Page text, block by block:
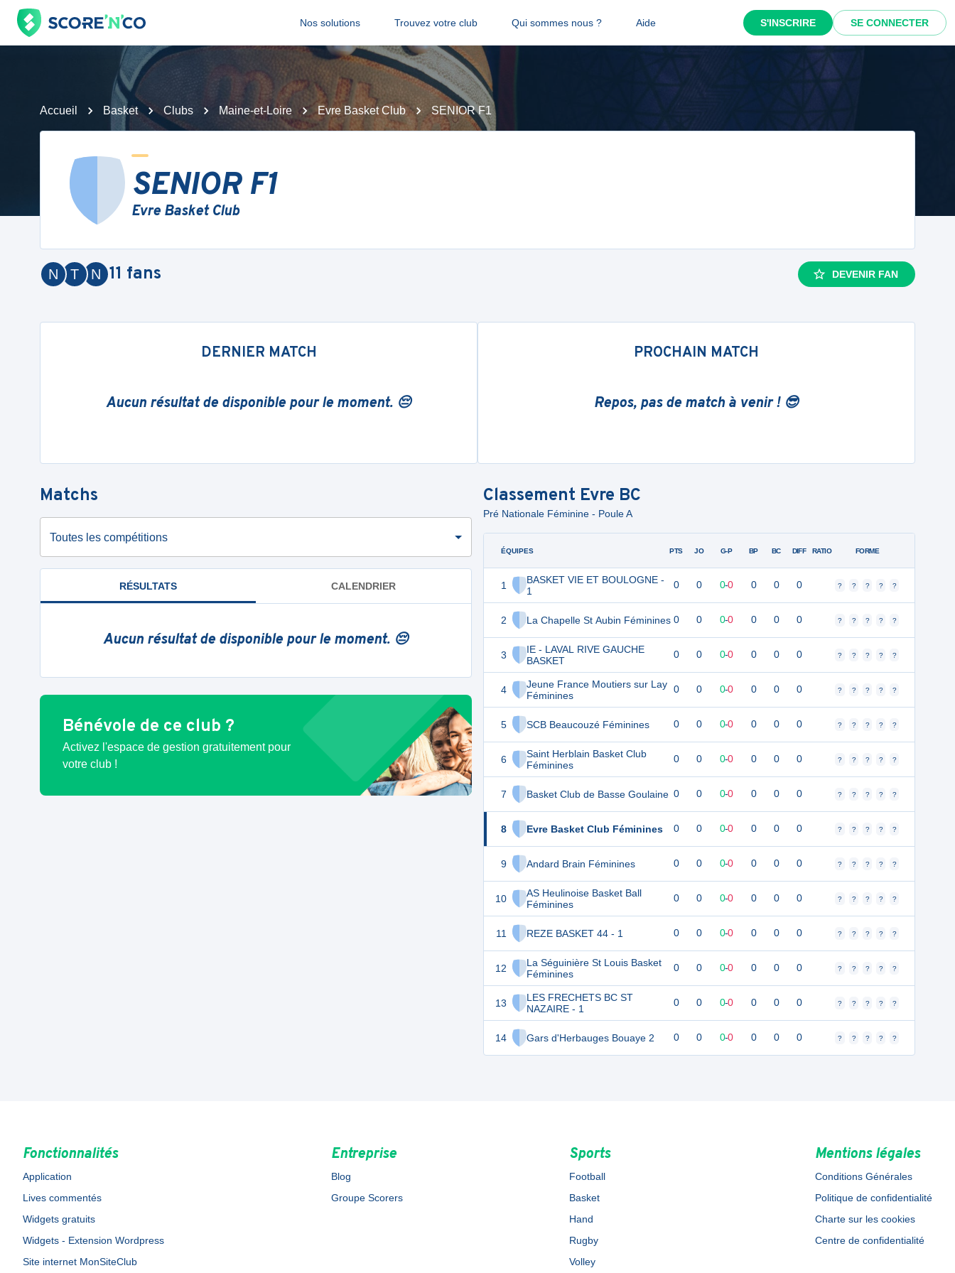
Nos solutions Trouvez votre club Qui sommes nous ? Aide S'INSCRIRE SE CONNECTER
Accueil Basket Clubs Maine-et-Loire Evre Basket Club SENIOR F1
SENIOR F1
Evre Basket Club
N
T
N 11 fans DEVENIR FAN
DERNIER MATCH
Aucun résultat de disponible pour le moment. 😔
PROCHAIN MATCH
Repos, pas de match à venir ! 😎
Matchs
Toutes les compétitions
RÉSULTATS CALENDRIER
Aucun résultat de disponible pour le moment. 😔
Bénévole de ce club ?
Activez l'espace de gestion gratuitement pour
votre club !
Classement Evre BC
Pré Nationale Féminine - Poule A
ÉQUIPES
1
BASKET VIE ET BOULOGNE -
1
2 La Chapelle St Aubin Féminines
3
IE - LAVAL RIVE GAUCHE
BASKET
4
Jeune France Moutiers sur Lay
Féminines
5 SCB Beaucouzé Féminines
6
Saint Herblain Basket Club
Féminines
7 Basket Club de Basse Goulaine
8 Evre Basket Club Féminines
9 Andard Brain Féminines
10
AS Heulinoise Basket Ball
Féminines
11 REZE BASKET 44 - 1
12
La Séguinière St Louis Basket
Féminines
13
LES FRECHETS BC ST
NAZAIRE - 1
14 Gars d'Herbauges Bouaye 2
PTS JO G-P BP BC DIFF RATIO FORME
0 0 0-0 0 0 0 ? ? ? ? ?
0 0 0-0 0 0 0 ? ? ? ? ?
0 0 0-0 0 0 0 ? ? ? ? ?
0 0 0-0 0 0 0 ? ? ? ? ?
0 0 0-0 0 0 0 ? ? ? ? ?
0 0 0-0 0 0 0 ? ? ? ? ?
0 0 0-0 0 0 0 ? ? ? ? ?
0 0 0-0 0 0 0 ? ? ? ? ?
0 0 0-0 0 0 0 ? ? ? ? ?
0 0 0-0 0 0 0 ? ? ? ? ?
0 0 0-0 0 0 0 ? ? ? ? ?
0 0 0-0 0 0 0 ? ? ? ? ?
0 0 0-0 0 0 0 ? ? ? ? ?
0 0 0-0 0 0 0 ? ? ? ? ?
Fonctionnalités
Application
Lives commentés
Widgets gratuits
Widgets - Extension Wordpress
Site internet MonSiteClub
Entreprise
Blog
Groupe Scorers
Sports
Football
Basket
Hand
Rugby
Volley
Mentions légales
Conditions Générales
Politique de confidentialité
Charte sur les cookies
Centre de confidentialité